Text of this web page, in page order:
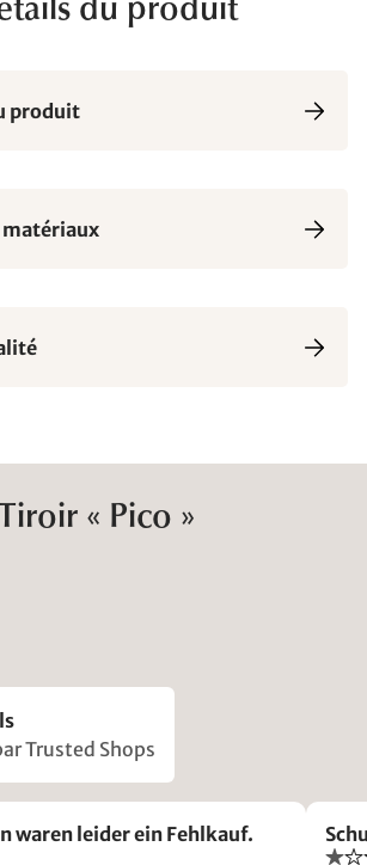
du produit
produit
matériaux
« Pico »
Trusted Shops
waren leider ein Fehlkauf.